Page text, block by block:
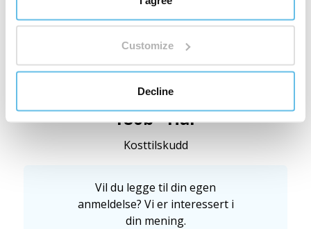
Customize
Decline
Kina
180b - Hår
Kosttilskudd
Vil du legge til din egen
anmeldelse? Vi er interessert i
din mening.